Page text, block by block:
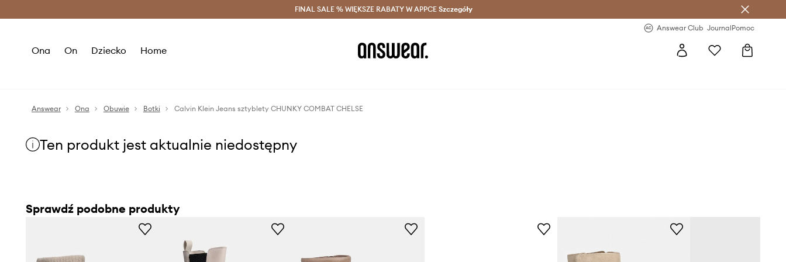
Oszczędzaj z Answear Club > Dostawa nawet w 24h >
FINAL SALE % WIĘKSZE RABATY W APPCE Szczegóły
Answear Club JournalPomoc
Ona On Dziecko Home
Answear Ona Obuwie Botki Calvin Klein Jeans sztyblety CHUNKY COMBAT CHELSE
Ten produkt jest aktualnie niedostępny
Sprawdź podobne produkty